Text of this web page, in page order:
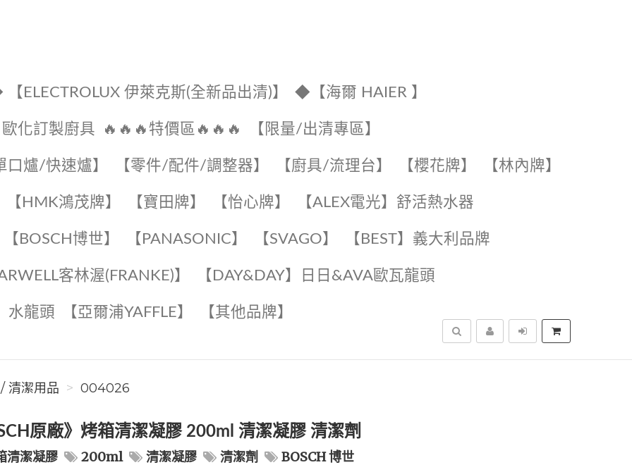
ELECTROLUX 伊萊克斯(全新品出清)】 ◆【海爾 HAIER 】
化訂製廚具 🔥🔥🔥特價區🔥🔥🔥 【限量/出清專區】
口爐/快速爐】 【零件/配件/調整器】 【廚具/流理台】 【櫻花牌】 【林內牌】
【HMK鴻茂牌】 【寶田牌】 ️【怡心牌】️ ️️【ALEX電光】舒活熱水器️️
【BOSCH博世】 ️【PANASONIC】️ ️【SVAGO】️ ️【BEST】️義大利品牌
客林渥(FRANKE)】️ ️【DAY&DAY】️日日&AVA歐瓦龍頭
水龍頭️ 【亞爾浦YAFFLE】 ️【其他品牌】️
搜尋
清潔用品 004026
原廠》烤箱清潔凝膠 200ml 清潔凝膠 清潔劑
清潔凝膠 200ml 清潔凝膠 清潔劑 BOSCH 博世